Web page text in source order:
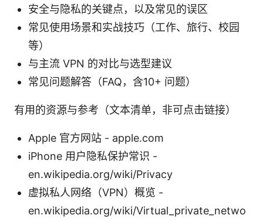
安全与隐私的关键点，以及常见的误区
常见使用场景和实战技巧（工作、旅行、校园
等）
与主流 VPN 的对比与选型建议
常见问题解答（FAQ，含10+ 问题）
有用的资源与参考（文本清单，非可点击链接）
Apple 官方网站 - apple.com
iPhone 用户隐私保护常识 -
en.wikipedia.org/wiki/Privacy
虚拟私人网络（VPN）概览 -
en.wikipedia.org/wiki/Virtual_private_netwo